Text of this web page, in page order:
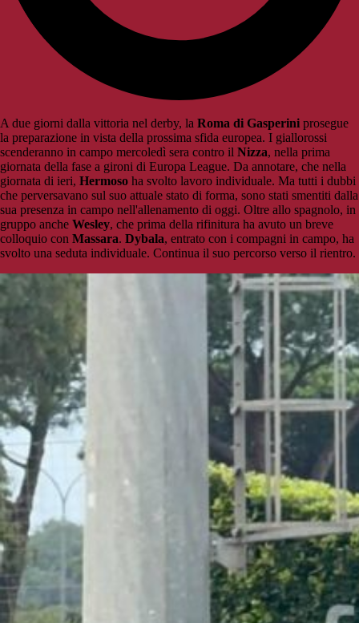
A due giorni dalla vittoria nel derby, la Roma di Gasperini prosegue
la preparazione in vista della prossima sfida europea. I giallorossi
scenderanno in campo mercoledì sera contro il Nizza, nella prima
giornata della fase a gironi di Europa League. Da annotare, che nella
giornata di ieri, Hermoso ha svolto lavoro individuale. Ma tutti i dubbi
che perversavano sul suo attuale stato di forma, sono stati smentiti dalla
sua presenza in campo nell'allenamento di oggi. Oltre allo spagnolo, in
gruppo anche Wesley, che prima della rifinitura ha avuto un breve
colloquio con Massara. Dybala, entrato con i compagni in campo, ha
svolto una seduta individuale. Continua il suo percorso verso il rientro.